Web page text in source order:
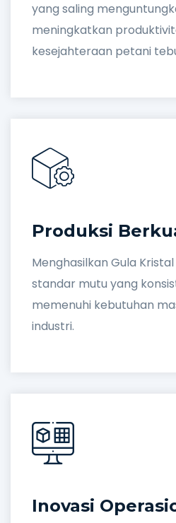
yang saling
meningkatkan
kesejahteraan petani
Produksi
Menghasilkan Gula
standar mutu yang
memenuhi kebutuhan
industri.
Inovasi